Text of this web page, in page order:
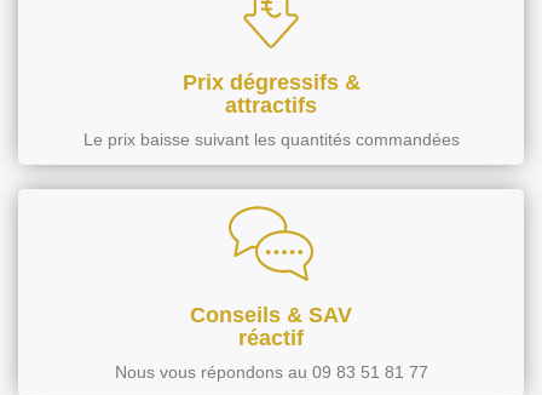
Prix dégressifs &
attractifs
Le prix baisse suivant les quantités commandées
Conseils & SAV
réactif
Nous vous répondons au 09 83 51 81 77